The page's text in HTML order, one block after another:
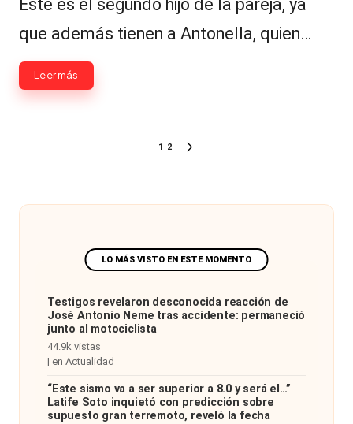
Este es el segundo hijo de la pareja, ya
que además tienen a Antonella, quien…
Leer más
1 2
Testigos revelaron desconocida reacción de
José Antonio Neme tras accidente: permaneció
junto al motociclista
44.9k vistas
| en Actualidad
“Este sismo va a ser superior a 8.0 y será el…”
Latife Soto inquietó con predicción sobre
supuesto gran terremoto, reveló la fecha